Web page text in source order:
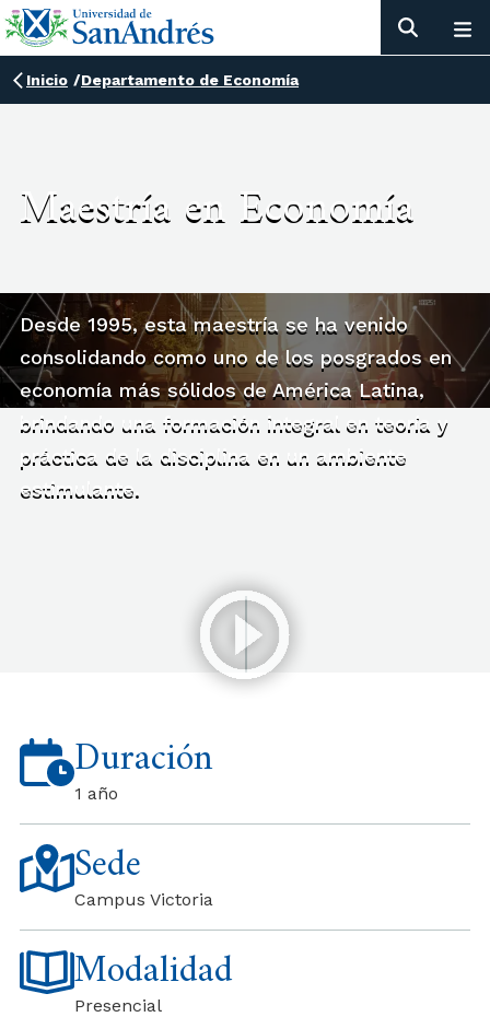
Inicio /Departamento de Economía
Maestría en Economía
Desde 1995, esta maestría se ha venido
consolidando como uno de los posgrados en
economía más sólidos de América Latina,
brindando una formación integral en teoría y
práctica de la disciplina en un ambiente
estimulante.
Duración
1 año
Sede
Campus Victoria
Modalidad
Presencial